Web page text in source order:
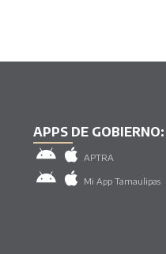
APPS DE GOBIERNO:
APTRA
Mi App Tamaulipas